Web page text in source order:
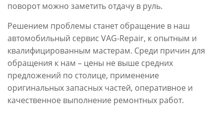
поворот можно заметить отдачу в руль.
Решением проблемы станет обращение в наш
автомобильный сервис VAG-Repair, к опытным и
квалифицированным мастерам. Среди причин для
обращения к нам – цены не выше средних
предложений по столице, применение
оригинальных запасных частей, оперативное и
качественное выполнение ремонтных работ.